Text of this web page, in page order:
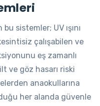
sistemler; UV ışını
çalışabilen ve
eş zamanlı
ve göz hasarı riski
anaokullarına
her alanda güvenle